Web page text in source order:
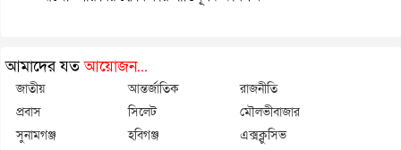
আমাদের যতআয়োজন...
জাতীয় আন্তর্জাতিক
রাজনীতি
প্রবাস
সিলেট
মৌলভীবাজার
সুনামগঞ্জ
হবিগঞ্জ
এক্সক্লুসিভ